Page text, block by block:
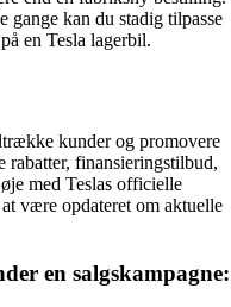
gange kan du stadig tilpasse
en Tesla lagerbil.
kunder og promovere
rabatter, finansieringstilbud,
med Teslas officielle
være opdateret om aktuelle
en salgskampagne: